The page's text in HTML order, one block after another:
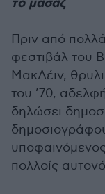
το μασάζ
Πριν από
φεστιβάλ του
ΜακΛέιν,
του ’70,
δηλώσει
πολλοίς